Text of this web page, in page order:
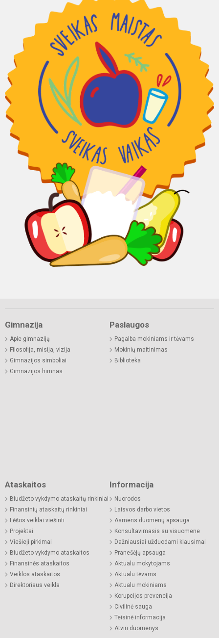
Gimnazija
Apie gimnaziją
Filosofija, misija, vizija
Gimnazijos simboliai
Gimnazijos himnas
Paslaugos
Pagalba mokiniams ir tėvams
Mokinių maitinimas
Biblioteka
Ataskaitos
Biudžeto vykdymo ataskaitų rinkiniai
Finansinių ataskaitų rinkiniai
Lėšos veiklai viešinti
Projektai
Viešieji pirkimai
Biudžeto vykdymo ataskaitos
Finansinės ataskaitos
Veiklos ataskaitos
Direktoriaus veikla
Informacija
Nuorodos
Laisvos darbo vietos
Asmens duomenų apsauga
Konsultavimasis su visuomene
Dažniausiai užduodami klausimai
Pranešėjų apsauga
Aktualu mokytojams
Aktualu tėvams
Aktualu mokiniams
Korupcijos prevencija
Civilinė sauga
Teisinė informacija
Atviri duomenys